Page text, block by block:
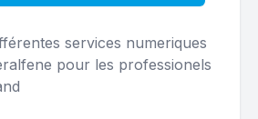
services numeriques
pour les professionels